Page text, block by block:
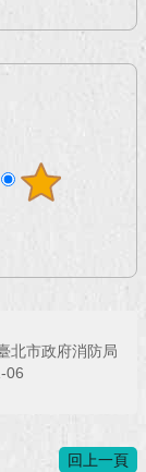
北市政府消防局
06
回上一頁